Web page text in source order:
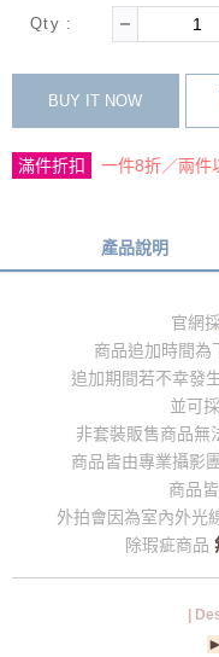
Qty :
BUY IT NOW
滿件折扣 一件8折／兩件
產品說明
官網採
商品追加時間為
追加期間若不幸發
並可
非套裝販售商品無
商品皆由專業攝影
商品
外拍會因為室內外光
除瑕疵商品
|